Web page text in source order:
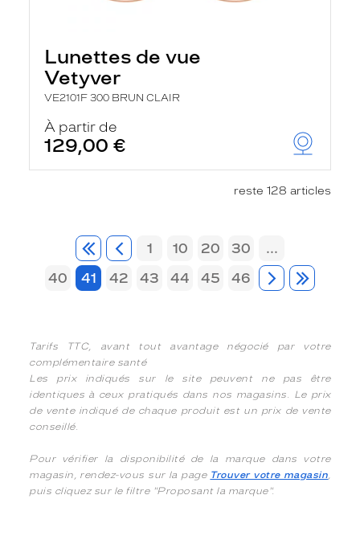
Lunettes de vue
Vetyver
VE2101F 300 BRUN CLAIR
À partir de
129,00 €
reste 128 articles
1 10 20 30
...
40
41 42 43 44 45 46
Tarifs TTC, avant tout avantage négocié par votre
complémentaire santé
Les prix indiqués sur le site peuvent ne pas être
identiques à ceux pratiqués dans nos magasins. Le prix
de vente indiqué de chaque produit est un prix de vente
conseillé.
Pour vérifier la disponibilité de la marque dans votre
magasin, rendez-vous sur la page Trouver votre magasin,
puis cliquez sur le filtre "Proposant la marque".